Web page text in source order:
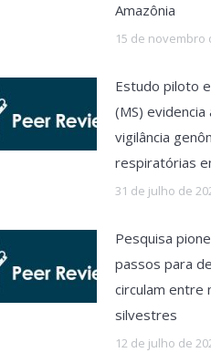
Amazônia
15 de novembro
Estudo piloto
(MS)
vigilância
respiratórias
31 de julho de
Pesquisa
passos para
circulam entre
silvestres
12 de julho de